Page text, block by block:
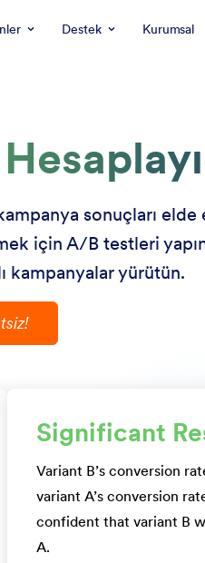
Destek Kurumsal
sonuçları
için A/B testleri
kampanyalar yürütün.
Significant
Variant B’s conversion
variant A’s conversion
confident that variant B
A.